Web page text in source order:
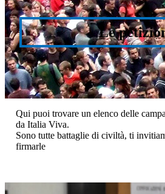
Le
Qui puoi trovare un elenco delle
da Italia Viva.
Sono tutte battaglie di civiltà, ti
firmarle